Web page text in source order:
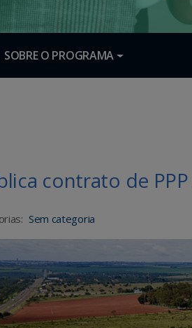
SOBRE O PROGRAMA
contrato de
Sem categoria